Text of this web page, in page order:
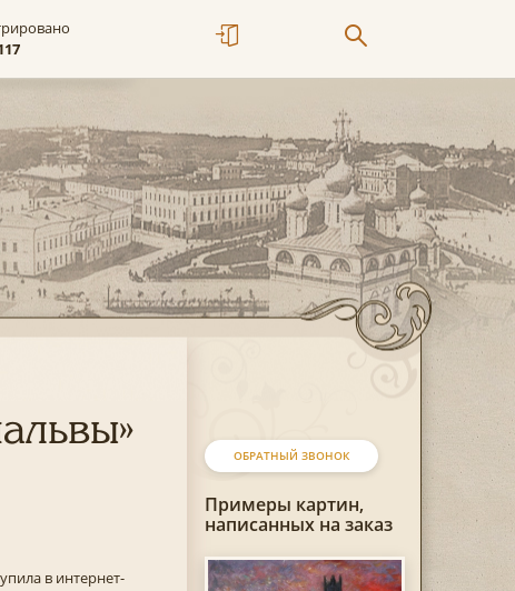
ОБРАТНЫЙ ЗВОНОК
Примеры картин,
написанных на заказ
в интернет-